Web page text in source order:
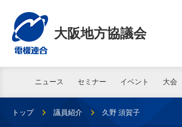
大阪地方協議会
ニュース セミナー イベント 大会
トップ 議員紹介 久野 須賀子